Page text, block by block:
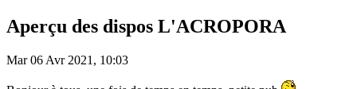
Aperçu des dispos L'ACROPORA
Mar 06 Avr 2021, 10:03